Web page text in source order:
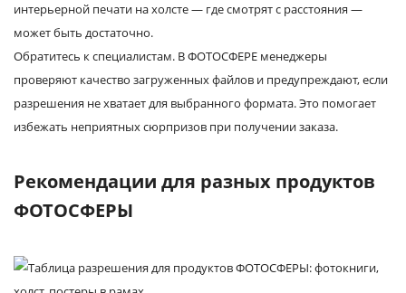
интерьерной печати на холсте — где смотрят с расстояния —
может быть достаточно.
Обратитесь к специалистам. В ФОТОСФЕРЕ менеджеры
проверяют качество загруженных файлов и предупреждают, если
разрешения не хватает для выбранного формата. Это помогает
избежать неприятных сюрпризов при получении заказа.
Рекомендации для разных продуктов
ФОТОСФЕРЫ